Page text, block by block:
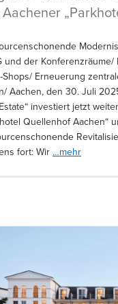
und der
Shops/ Erneuerung
Aachen, den 30. Juli
investiert jetzt
Quellenhof Aachen“
fort: Wir …mehr